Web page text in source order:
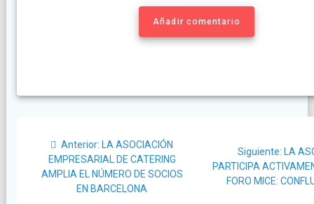
Añadir comentario
entradas
Anterior: Post
anterior:
LA ASOCIACIÓN
EMPRESARIAL DE CATERING
AMPLIA EL NÚMERO DE SOCIOS
EN BARCELONA
Siguiente:
post:
LA
PARTICIPA
FORO MICE: